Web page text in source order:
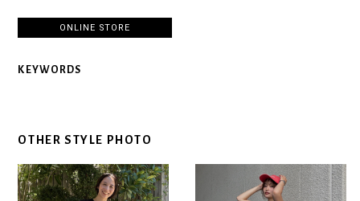
ONLINE STORE
KEYWORDS
OTHER STYLE PHOTO